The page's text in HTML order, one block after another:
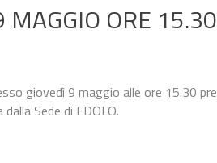
MAGGIO ORE 15.30
giovedì 9 maggio alle ore 15.30
Sede di EDOLO.